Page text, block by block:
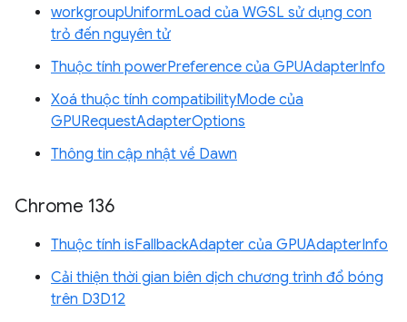
workgroupUniformLoad của WGSL sử dụng con
trỏ đến nguyên tử
Thuộc tính powerPreference của GPUAdapterInfo
Xoá thuộc tính compatibilityMode của
GPURequestAdapterOptions
Thông tin cập nhật về Dawn
Chrome 136
Thuộc tính isFallbackAdapter của GPUAdapterInfo
Cải thiện thời gian biên dịch chương trình đổ bóng
trên D3D12